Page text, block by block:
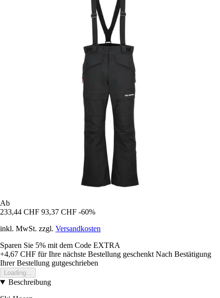
Ab
233,44 CHF 93,37 CHF -60%
inkl. MwSt. zzgl. Versandkosten
Sparen Sie 5% mit dem Code EXTRA
+4,67 CHF für Ihre nächste Bestellung geschenkt Nach Bestätigung
Ihrer Bestellung gutgeschrieben
Loading...
Beschreibung